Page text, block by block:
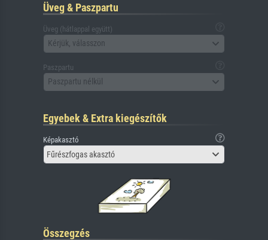
Üveg & Paszpartu
Üveg (hátlappal együtt)
Kérjük, válasszon
Paszpartu
Paszpartu nélkül
Egyebek & Extra kiegészítők
Képakasztó
Fűrészfogas akasztó
Összegzés